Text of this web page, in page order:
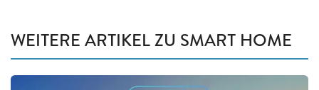
WEITERE ARTIKEL ZU SMART HOME